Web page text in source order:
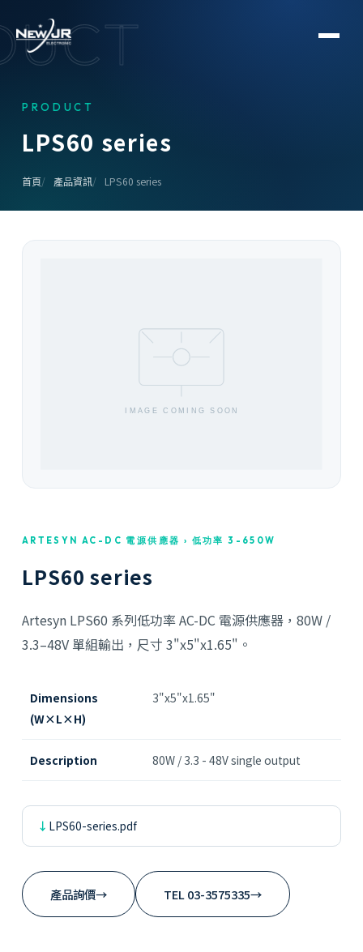
PRODUCT
LPS60 series
首頁 產品資訊 LPS60 series
ARTESYN AC-DC 電源供應器 › 低功率 3-650W
LPS60 series
Artesyn LPS60 系列低功率 AC-DC 電源供應器，80W /
3.3–48V 單組輸出，尺寸 3"x5"x1.65"。
Dimensions
(W×L×H)
3"x5"x1.65"
Description 80W / 3.3 - 48V single output
LPS60-series.pdf
產品詢價→ TEL 03-3575335→